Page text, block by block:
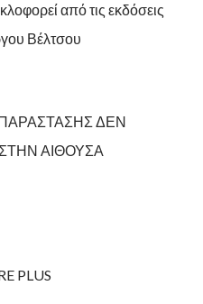
από τις εκδόσεις
Βέλτσου
ΔΕΝ
ΑΙΘΟΥΣΑ
PLUS